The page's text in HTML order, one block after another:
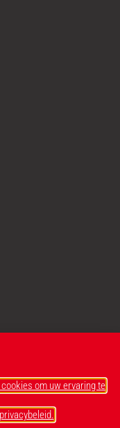
om uw ervaring te